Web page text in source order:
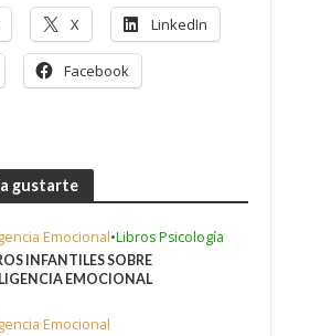
X LinkedIn
Facebook
gustarte
Emocional•Libros Psicología
INFANTILES SOBRE
EMOCIONAL
Emocional